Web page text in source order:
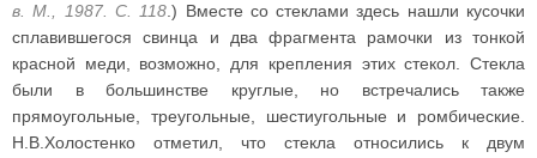
в. М., 1987. С. 118 .) Вместе со стеклами здесь нашли кусочки
сплавившегося свинца и два фрагмента рамочки из тонкой
красной меди, возможно, для крепления этих стекол. Стекла
были в большинстве круглые, но встречались также
прямоугольные, треугольные, шестиугольные и ромбические.
Н.В.Холостенко отметил, что стекла относились к двум